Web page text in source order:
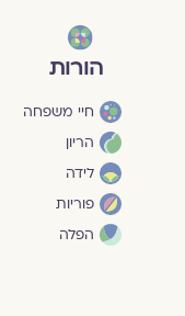
הורות
חיי משפחה
הריון
לידה
פוריות
הפלה